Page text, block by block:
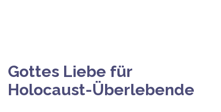
Gottes Liebe für
Holocaust-Überlebende